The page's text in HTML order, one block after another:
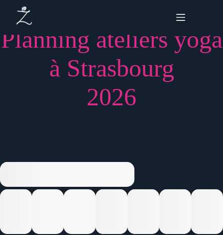
contenu
Planning ateliers yoga
à Strasbourg
2026